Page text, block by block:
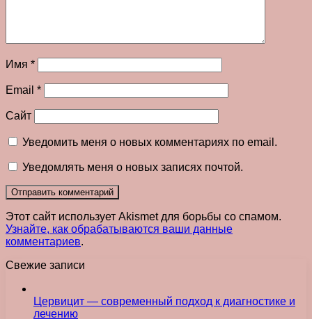
Имя *
Email *
Сайт
Уведомить меня о новых комментариях по email.
Уведомлять меня о новых записях почтой.
Этот сайт использует Akismet для борьбы со спамом.
Узнайте, как обрабатываются ваши данные
комментариев.
Свежие записи
Цервицит — современный подход к диагностике и
лечению